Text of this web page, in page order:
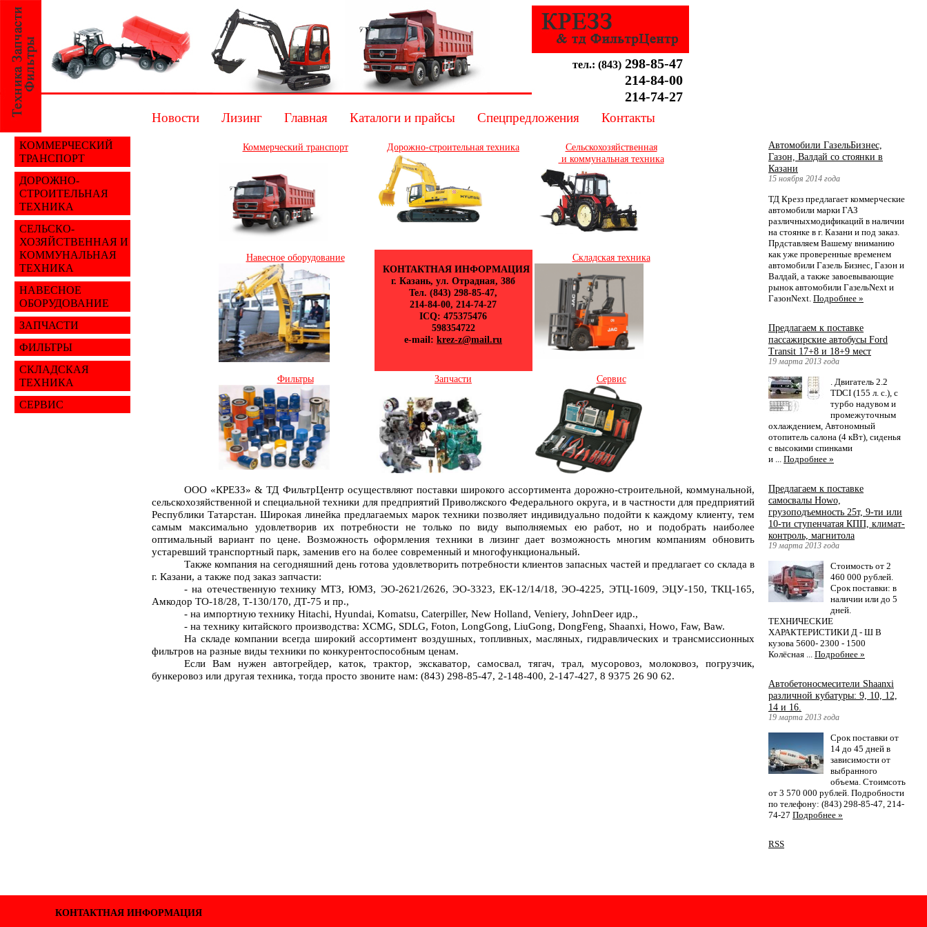
тел.: (843) 298-85-47
214-84-00
214-74-27
Новости Лизинг Главная Каталоги и прайсы Спецпредложения Контакты
Коммерческий транспорт Дорожно-строительная техника
Сельскохозяйственная
и коммунальная техника
Навесное оборудование
КОНТАКТНАЯ ИНФОРМАЦИЯ
г. Казань, ул. Отрадная, 38б
Тел. (843) 298-85-47,
214-84-00, 214-74-27
ICQ: 475375476
598354722
e-mail: krez-z@mail.ru
Складская техника
Фильтры Запчасти Сервис
ООО «КРЕЗЗ» & ТД ФильтрЦентр осуществляют поставки широкого ассортимента дорожно-строительной, коммунальной,
сельскохозяйственной и специальной техники для предприятий Приволжского Федерального округа, и в частности для предприятий
Республики Татарстан. Широкая линейка предлагаемых марок техники позволяет индивидуально подойти к каждому клиенту, тем
самым максимально удовлетворив их потребности не только по виду выполняемых ею работ, но и подобрать наиболее
оптимальный вариант по цене. Возможность оформления техники в лизинг дает возможность многим компаниям обновить
устаревший транспортный парк, заменив его на более современный и многофункциональный.
Также компания на сегодняшний день готова удовлетворить потребности клиентов запасных частей и предлагает со склада в
г. Казани, а также под заказ запчасти:
- на отечественную технику МТЗ, ЮМЗ, ЭО-2621/2626, ЭО-3323, ЕК-12/14/18, ЭО-4225, ЭТЦ-1609, ЭЦУ-150, ТКЦ-165,
Амкодор ТО-18/28, Т-130/170, ДТ-75 и пр.,
-наимпортнуютехнику Hitachi, Hyundai, Komatsu, Caterpiller, New Holland, Veniery, JohnDeerидр.,
-натехникукитайскогопроизводства: XCMG, SDLG, Foton, LongGong,LiuGong,DongFeng, Shaanxi, Howo, Faw, Baw.
На складе компании всегда широкий ассортимент воздушных, топливных, масляных, гидравлических и трансмиссионных
фильтров на разные виды техники по конкурентоспособным ценам.
Если Вам нужен автогрейдер, каток, трактор, экскаватор, самосвал, тягач, трал, мусоровоз, молоковоз, погрузчик,
бункеровоз или другая техника, тогда просто звоните нам: (843) 298-85-47, 2-148-400, 2-147-427, 8 9375 26 90 62.
КОММЕРЧЕСКИЙ
ТРАНСПОРТ
ДОРОЖНО-
СТРОИТЕЛЬНАЯ
ТЕХНИКА
СЕЛЬСКО-
ХОЗЯЙСТВЕННАЯ И
КОММУНАЛЬНАЯ
ТЕХНИКА
НАВЕСНОЕ
ОБОРУДОВАНИЕ
ЗАПЧАСТИ
ФИЛЬТРЫ
СКЛАДСКАЯ
ТЕХНИКА
СЕРВИС
Автомобили ГазельБизнес,
Газон, Валдай со стоянки в
Казани
15 ноября 2014 года
ТД Крезз предлагает коммерческие
автомобили марки ГАЗ
различныхмодификаций в наличии
на стоянке в г. Казани и под заказ.
Прдставляем Вашему вниманию
как уже проверенные временем
автомобили Газель Бизнес, Газон и
Валдай, а также завоевывающие
рынок автомобили ГазельNext и
ГазонNext. Подробнее »
Предлагаем к поставке
пассажирские автобусы Ford
Transit 17+8 и 18+9 мест
19 марта 2013 года
. Двигатель 2.2
TDCI (155 л. с.), с
турбо надувом и
промежуточным
охлаждением, Автономный
отопитель салона (4 кВт), сиденья
с высокими спинками
и ... Подробнее »
Предлагаем к поставке
самосвалы Howo,
грузоподъемность 25т, 9-ти или
10-ти ступенчатая КПП, климат-
контроль, магнитола
19 марта 2013 года
Стоимость от 2
460 000 рублей.
Срок поставки: в
наличии или до 5
дней.
ТЕХНИЧЕСКИЕ
ХАРАКТЕРИСТИКИ Д - Ш В
кузова 5600- 2300 - 1500
Колёсная ... Подробнее »
Автобетоносмесители Shaanxi
различной кубатуры: 9, 10, 12,
14 и 16.
19 марта 2013 года
Срок поставки от
14 до 45 дней в
зависимости от
выбранного
объема. Стоимсоть
от 3 570 000 рублей. Подробности
по телефону: (843) 298-85-47, 214-
74-27 Подробнее »
RSS
КОНТАКТНАЯ ИНФОРМАЦИЯ